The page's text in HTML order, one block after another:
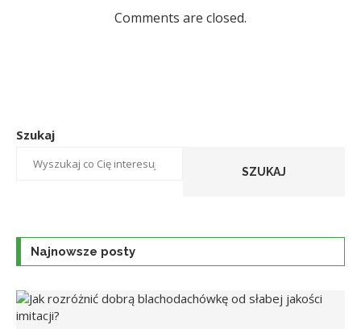
Comments are closed.
Szukaj
SZUKAJ
Najnowsze posty